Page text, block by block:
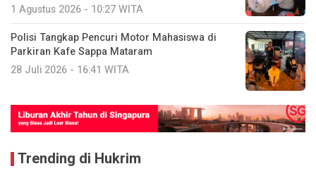
1 Agustus 2026 - 10:27 WITA
Polisi Tangkap Pencuri Motor Mahasiswa di
Parkiran Kafe Sappa Mataram
28 Juli 2026 - 16:41 WITA
Trending di Hukrim